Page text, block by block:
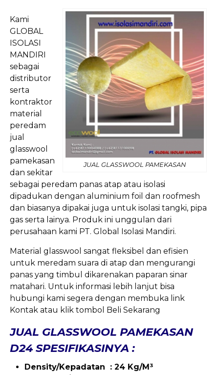
JUAL GLASSWOOL PAMEKASAN
Kami
GLOBAL
ISOLASI
MANDIRI
sebagai
distributor
serta
kontraktor
material
peredam
jual
glasswool
pamekasan
dan sekitar
sebagai peredam panas atap atau isolasi
dipadukan dengan aluminium foil dan roofmesh
dan biasanya dipakai juga untuk isolasi tangki, pipa
gas serta lainya. Produk ini unggulan dari
perusahaan kami PT. Global Isolasi Mandiri.
Material glasswool sangat fleksibel dan efisien
untuk meredam suara di atap dan mengurangi
panas yang timbul dikarenakan paparan sinar
matahari. Untuk informasi lebih lanjut bisa
hubungi kami segera dengan membuka link
Kontak atau klik tombol Beli Sekarang
JUAL GLASSWOOL PAMEKASAN
D24 SPESIFIKASINYA :
Density/Kepadatan : 24 Kg/M³